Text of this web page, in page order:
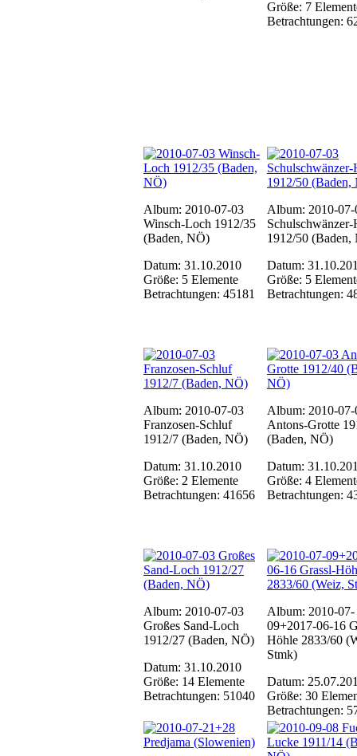
Größe: 7
Betrachtungen:
Album: 2010-07-03
Winsch-Loch 1912/35
(Baden, NÖ)
Datum: 31.10.2010
Größe: 5 Elemente
Betrachtungen: 45181
Album: 2010-07-
1912/50 (Baden,
Datum:
Größe: 5
Betrachtungen:
Album: 2010-07-03
Franzosen-Schluf
1912/7 (Baden, NÖ)
Datum: 31.10.2010
Größe: 2 Elemente
Betrachtungen: 41656
Album: 2010-07-
Antons-Grotte
(Baden, NÖ)
Datum:
Größe: 4
Betrachtungen:
Album: 2010-07-03
Großes Sand-Loch
1912/27 (Baden, NÖ)
Datum: 31.10.2010
Größe: 14 Elemente
Betrachtungen: 51040
Album: 2010-07-
09+2017-06-16
Höhle 2833/60
Stmk)
Datum:
Größe: 30
Betrachtungen: